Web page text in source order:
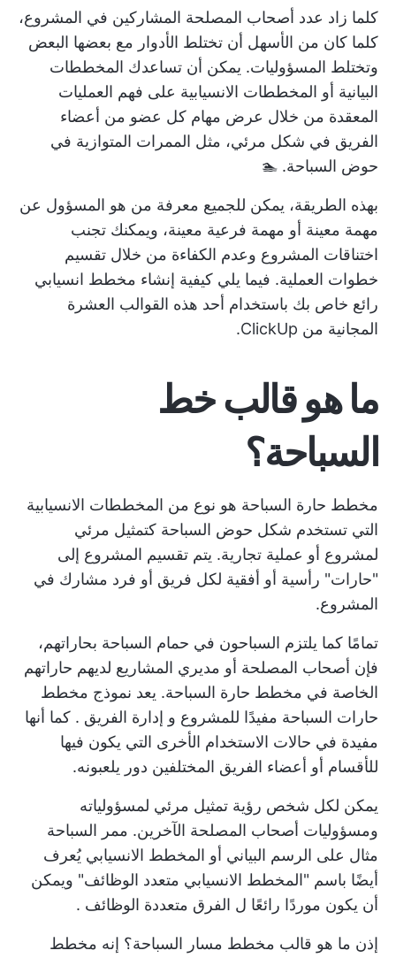
كلما زاد عدد أصحاب المصلحة المشاركين في المشروع،
كلما كان من الأسهل أن تختلط الأدوار مع بعضها البعض
وتختلط المسؤوليات. يمكن أن تساعدك المخططات
البيانية أو المخططات الانسيابية على فهم العمليات
المعقدة من خلال عرض مهام كل عضو من أعضاء
الفريق في شكل مرئي، مثل الممرات المتوازية في
حوض السباحة. 🏊
بهذه الطريقة، يمكن للجميع معرفة من هو المسؤول عن
مهمة معينة أو مهمة فرعية معينة، ويمكنك تجنب
اختناقات المشروع وعدم الكفاءة من خلال تقسيم
خطوات العملية. فيما يلي كيفية إنشاء مخطط انسيابي
رائع خاص بك باستخدام أحد هذه القوالب العشرة
المجانية من ClickUp.
ما هو قالب خط
السباحة؟
مخطط حارة السباحة هو نوع من المخططات الانسيابية
التي تستخدم شكل حوض السباحة كتمثيل مرئي
لمشروع أو عملية تجارية. يتم تقسيم المشروع إلى
"حارات" رأسية أو أفقية لكل فريق أو فرد مشارك في
المشروع.
تمامًا كما يلتزم السباحون في حمام السباحة بحاراتهم،
فإن أصحاب المصلحة أو مديري المشاريع لديهم حاراتهم
الخاصة في مخطط حارة السباحة. يعد نموذج مخطط
حارات السباحة مفيدًا للمشروع و إدارة الفريق . كما أنها
مفيدة في حالات الاستخدام الأخرى التي يكون فيها
للأقسام أو أعضاء الفريق المختلفين دور يلعبونه.
يمكن لكل شخص رؤية تمثيل مرئي لمسؤولياته
ومسؤوليات أصحاب المصلحة الآخرين. ممر السباحة
مثال على الرسم البياني أو المخطط الانسيابي يُعرف
أيضًا باسم "المخطط الانسيابي متعدد الوظائف" ويمكن
أن يكون موردًا رائعًا ل الفرق متعددة الوظائف .
إذن ما هو قالب مخطط مسار السباحة؟ إنه مخطط